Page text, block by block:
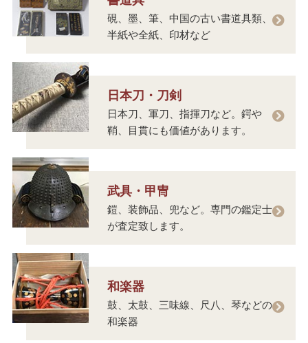
硯、墨、筆、中国の古い書道具類、
半紙や全紙、印材など
日本刀・刀剣
日本刀、軍刀、指揮刀など。鍔や
鞘、目貫にも価値があります。
武具・甲冑
鎧、装飾品、兜など。専門の鑑定士
が査定致します。
和楽器
鼓、太鼓、三味線、尺八、琴などの
和楽器